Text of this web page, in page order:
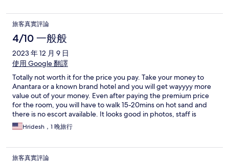
旅客真實評論
4/10 一般般
2023 年 12 月 9 日
使用 Google 翻譯
Totally not worth it for the price you pay. Take your money to
Anantara or a known brand hotel and you will get wayyyy more
value out of your money. Even after paying the premium price
for the room, you will have to walk 15-20mins on hot sand and
there is no escort available. It looks good in photos, staff is
great, but the experience itself is not worth it for the price you
pay. Lived in St Regis in the following night, and had so so so
well.
Hridesh，1 晚旅行
旅客真實評論